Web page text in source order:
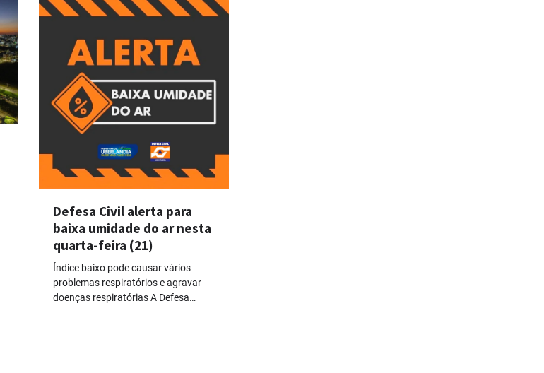
Defesa Civil alerta para
baixa umidade do ar nesta
quarta-feira (21)
Índice baixo pode causar vários
problemas respiratórios e agravar
doenças respiratórias A Defesa…